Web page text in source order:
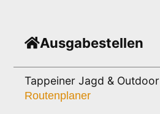
Ausgabestellen
Tappeiner Jagd & Outdoor
Routenplaner